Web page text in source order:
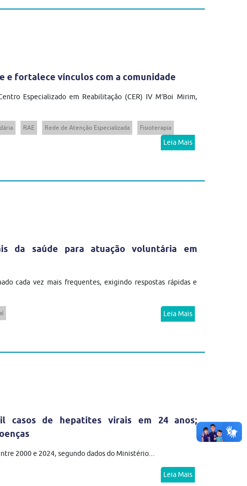
e fortalece vínculos com a comunidade
Especializado em Reabilitação (CER) IV M’Boi Mirim,
RAE Rede de Atenção Especializada
Fisioterapia
Leia Mais
da saúde para atuação voluntária em
cada vez mais frequentes, exigindo respostas rápidas e
Leia Mais
casos de hepatites virais em 24 anos;
2000 e 2024, segundo dados do Ministério...
Leia Mais